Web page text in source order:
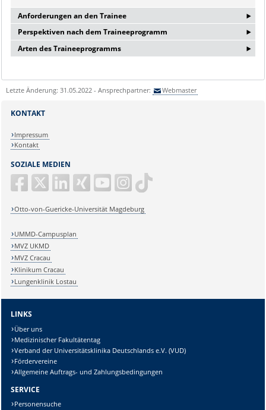
Anforderungen an den Trainee ‣
Überdurchschnittlicher Hochschulabsolvent der Studienrichtung
Betriebswirtschaftslehre, Gesundheitsmanagement,
Medizininformatik/-technik oder einer äquivalenten Ausrichtung
praktische Erfahrungen
Sehr gute Kenntnisse in MS Office-Anwendungen
kurzer Zeit zu analysieren
selbstständige und interdisziplinäre Arbeitsweise
Sehr hohe Belastbarkeit, Engagement und Einsatzbereitschaft
Sicheres Auftreten, hohe Kommunikationsfähigkeit sowie
Bereitschaft Verantwortung zu übernehmen
Perspektiven nach dem Traineeprogramm ‣
Sehr gute Übernahmechancen in ein unbefristetes
und Prozessmanagement
Leitung eines eigenen Bereiches mit einem festen Team
Langfristige Entwicklungsmöglichkeiten an einem
Arten des Traineeprogramms ‣
Generalistisches Traineeprogramm
Ausbildung zum Generalisten
Gesamtüberblick über das Universitätsklinikum und die
Erweiterung der Kompetenzen und Fähigkeiten in fachfremden
Themen durch Job-Rotation
Raum zur Entfaltung der Talente
Offene Zielposition am Anfang
Letzte Änderung: 31.05.2022 - Ansprechpartner: Webmaster
SOZIALE MEDIEN
Otto-von-Guericke-Universität Magdeburg
KONTAKT
Impressum
Kontakt
UMMD-Campusplan
MVZ UKMD
MVZ Cracau
Klinikum Cracau
Lungenklinik Lostau
LINKS
Über uns
Medizinischer Fakultätentag
Verband der Universitätsklinika Deutschlands e.V. (VUD)
Fördervereine
Allgemeine Auftrags- und Zahlungsbedingungen
SERVICE
Personensuche